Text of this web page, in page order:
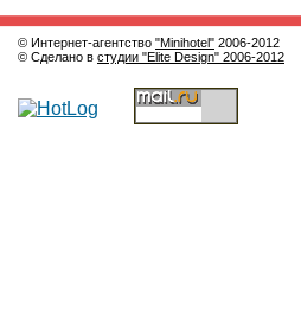
© Интернет-агентство "Minihotel" 2006-2012
© Сделано в студии "Elite Design" 2006-2012